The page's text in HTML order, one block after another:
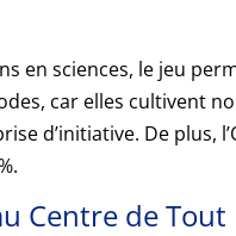
en sciences, le jeu
car elles cultivent
d’initiative. De plus,
Centre de Tout